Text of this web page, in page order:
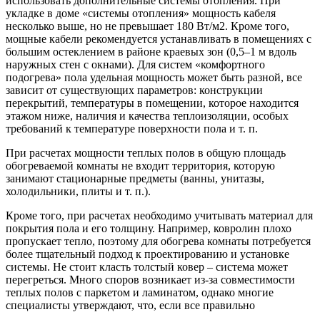
укладке в доме «системы отопления» мощность кабеля
несколько выше, но не превышает 180 Вт/м2. Кроме того,
мощные кабели рекомендуется устанавливать в помещениях с
большим остеклением в районе краевых зон (0,5–1 м вдоль
наружных стен с окнами). Для систем «комфортного
подогрева» пола удельная мощность может быть разной, все
зависит от существующих параметров: конструкции
перекрытий, температуры в помещении, которое находится
этажом ниже, наличия и качества теплоизоляции, особых
требований к температуре поверхности пола и т. п.
При расчетах мощности теплых полов в общую площадь
обогреваемой комнаты не входит территория, которую
занимают стационарные предметы (ванны, унитазы,
холодильники, плиты и т. п.).
Кроме того, при расчетах необходимо учитывать материал для
покрытия пола и его толщину. Например, ковролин плохо
пропускает тепло, поэтому для обогрева комнаты потребуется
более тщательный подход к проектированию и установке
системы. Не стоит класть толстый ковер – система может
перегреться. Много споров возникает из-за совместимости
теплых полов с паркетом и ламинатом, однако многие
специалисты утверждают, что, если все правильно